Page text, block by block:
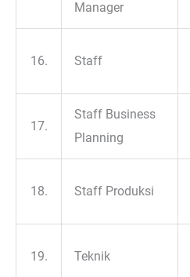
Manager
16. Staff
17.
Staff Business
Planning
18. Staff Produksi
19. Teknik